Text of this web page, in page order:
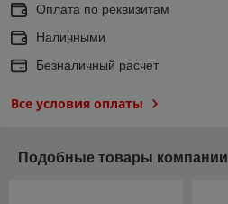
Оплата по реквизитам
Наличными
Безналичный расчет
Все условия оплаты
Подобные товары компании